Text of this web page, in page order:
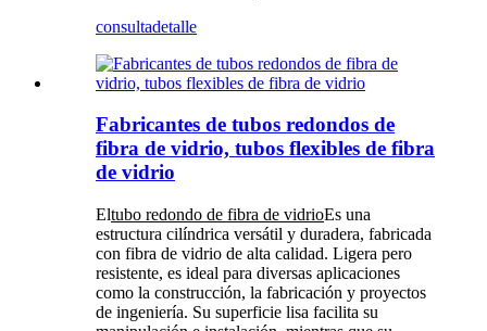
consultadetalle
Fabricantes de tubos redondos de
fibra de vidrio, tubos flexibles de fibra
de vidrio
Eltubo redondo de fibra de vidrioEs una
estructura cilíndrica versátil y duradera, fabricada
con fibra de vidrio de alta calidad. Ligera pero
resistente, es ideal para diversas aplicaciones
como la construcción, la fabricación y proyectos
de ingeniería. Su superficie lisa facilita su